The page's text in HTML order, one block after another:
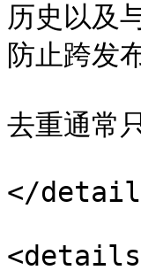
历史以及
防止跨发
去重通常
</